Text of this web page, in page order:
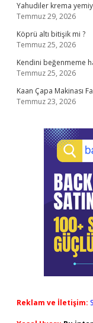
Yahudiler krema
Temmuz 29, 2026
Köprü altı bitişik mi ?
Temmuz 25, 2026
Kendini beğenmeme
Temmuz 25, 2026
Kaan Çapa Makinası
Temmuz 23, 2026
Reklam ve İletişim: